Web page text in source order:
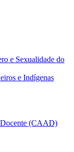
e Sexualidade do
e Indígenas
Docente (CAAD)